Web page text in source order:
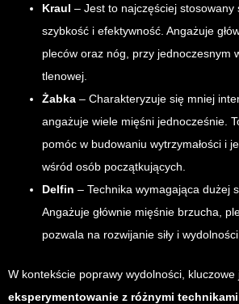
Kraul – Jest to najczęściej stosowany
szybkość i efektywność. Angażuje
pleców oraz nóg, przy jednoczesnym
tlenowej.
Żabka – Charakteryzuje się mniej
angażuje wiele mięśni jednocześnie.
pomóc w budowaniu wytrzymałości i
wśród osób początkujących.
Delfin – Technika wymagająca dużej
Angażuje głównie mięśnie brzucha,
pozwala na rozwijanie siły i wydolności.
W kontekście poprawy wydolności, kluczowe
eksperymentowanie z różnymi technikami